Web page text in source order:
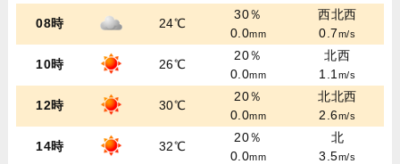
08時 24℃
30％
0.0mm
西北西
0.7m/s
10時 26℃
20％
0.0mm
北西
1.1m/s
12時 30℃
20％
0.0mm
北北西
2.6m/s
14時 32℃
20％
0.0mm
北
3.5m/s